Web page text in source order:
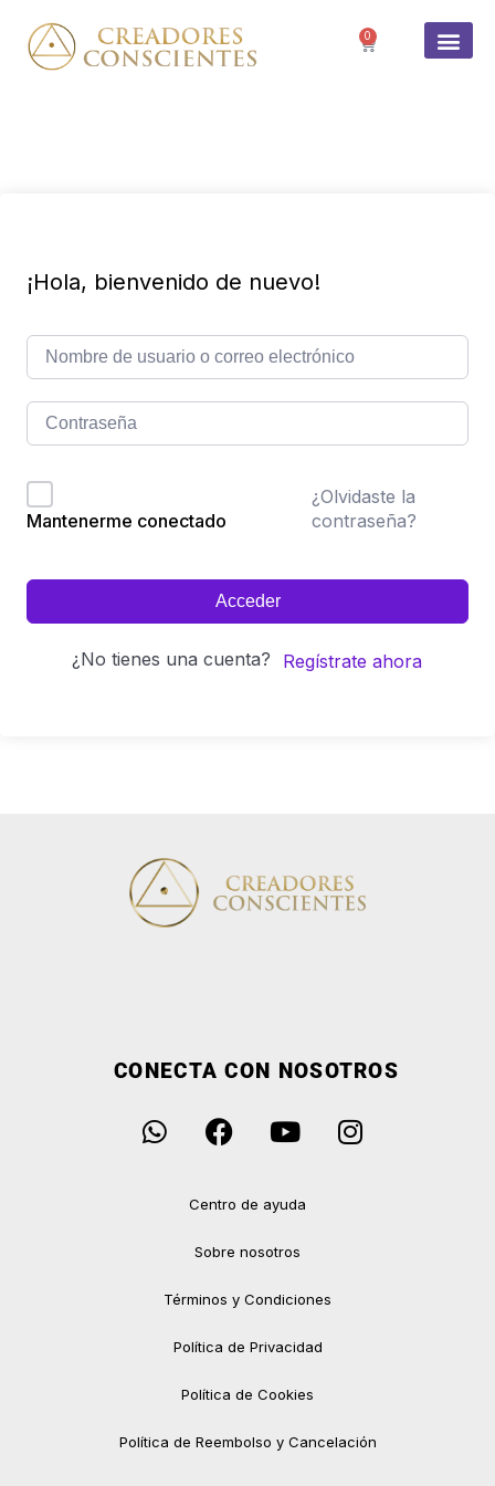
0
¡Hola, bienvenido de nuevo!
Mantenerme conectado
¿Olvidaste la
contraseña?
Acceder
¿No tienes una cuenta? Regístrate ahora
CONECTA CON NOSOTROS
Centro de ayuda
Sobre nosotros
Términos y Condiciones
Política de Privacidad
Política de Cookies
Política de Reembolso y Cancelación